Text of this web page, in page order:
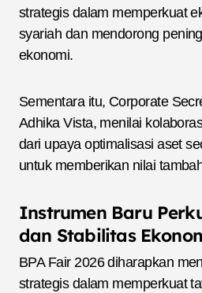
strategis dalam memperkuat
syariah dan mendorong
ekonomi.
Sementara itu, Corporate
Adhika Vista, menilai
dari upaya optimalisasi aset
untuk memberikan nilai
Instrumen Baru
dan Stabilitas
BPA Fair 2026 diharapkan
strategis dalam memperkuat